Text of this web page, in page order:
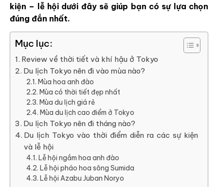
kiện – lễ hội dưới đây sẽ giúp bạn có sự lựa chọn
đúng đắn nhất.
Mục lục:
Review về thời tiết và khí hậu ở Tokyo
Du lịch Tokyo nên đi vào mùa nào?
Mùa hoa anh đào
Mùa có thời tiết đẹp nhất
Mùa du lịch giá rẻ
Mùa du lịch cao điểm ở Tokyo
Du lịch Tokyo nên đi tháng nào?
Du lịch Tokyo vào thời điểm diễn ra các sự kiện
và lễ hội
Lễ hội ngắm hoa anh đào
Lễ hội pháo hoa sông Sumida
Lễ hội Azabu Juban Noryo